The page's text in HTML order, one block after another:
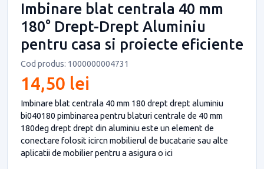
Imbinare blat centrala 40 mm
180° Drept-Drept Aluminiu
pentru casa si proiecte eficiente
Cod produs: 1000000004731
14,50 lei
Imbinare blat centrala 40 mm 180 drept drept aluminiu
bi040180 pimbinarea pentru blaturi centrale de 40 mm
180deg drept drept din aluminiu este un element de
conectare folosit icircn mobilierul de bucatarie sau alte
aplicatii de mobilier pentru a asigura o ici